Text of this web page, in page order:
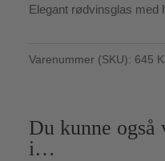
Elegant rødvinsglas med
Varenummer (SKU): 645
Du kunne også
i…